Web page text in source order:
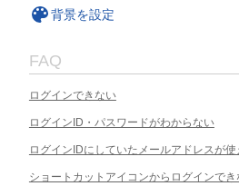
背景を設定
FAQ
ログインできない
ログインID・パスワードがわからない
ログインIDにしていたメールアドレスが使
ショートカットアイコンからログインでき